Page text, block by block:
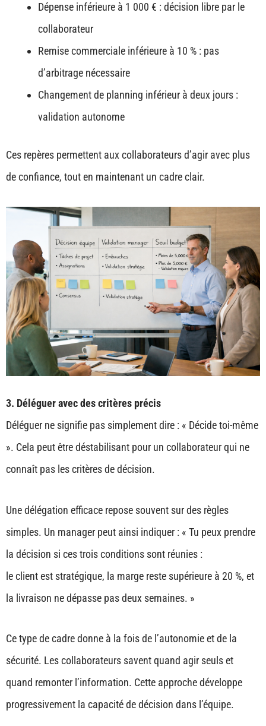
Dépense inférieure à 1 000 € : décision libre par le
collaborateur
Remise commerciale inférieure à 10 % : pas
d’arbitrage nécessaire
Changement de planning inférieur à deux jours :
validation autonome
Ces repères permettent aux collaborateurs d’agir avec plus
de confiance, tout en maintenant un cadre clair.
3. Déléguer avec des critères précis
Déléguer ne signifie pas simplement dire : « Décide toi-même
». Cela peut être déstabilisant pour un collaborateur qui ne
connaît pas les critères de décision.
Une délégation efficace repose souvent sur des règles
simples. Un manager peut ainsi indiquer : « Tu peux prendre
la décision si ces trois conditions sont réunies :
le client est stratégique, la marge reste supérieure à 20 %, et
la livraison ne dépasse pas deux semaines. »
Ce type de cadre donne à la fois de l’autonomie et de la
sécurité. Les collaborateurs savent quand agir seuls et
quand remonter l’information. Cette approche développe
progressivement la capacité de décision dans l’équipe.